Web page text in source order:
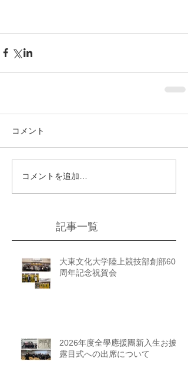
コメント
コメントを追加…
記事一覧
大東文化大学陸上競技部創部60
周年記念祝賀会
2026年度全學應援團新入生お披
露目式への出席について